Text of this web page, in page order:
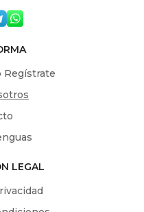
Regístrate
LEGAL